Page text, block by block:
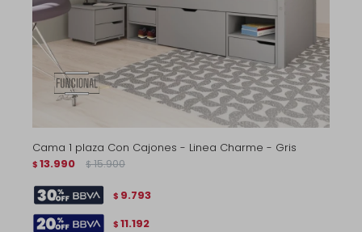
Cama 1 plaza Con Cajones - Linea Charme - Gris
$ 13.990 $ 15.900
$ 9.793
$ 11.192